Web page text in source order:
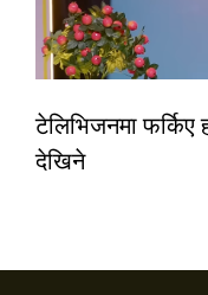
टेलिभिजनमा फर्किए
देखिने